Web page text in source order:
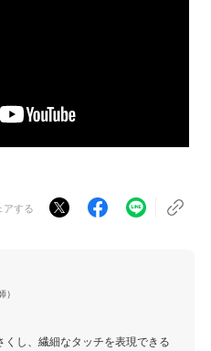
アする
）
し、繊細なタッチを表現できる